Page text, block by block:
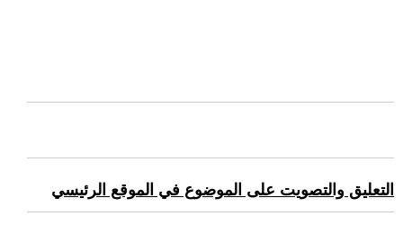
التعليق والتصويت على الموضوع في الموقع الرئيسي